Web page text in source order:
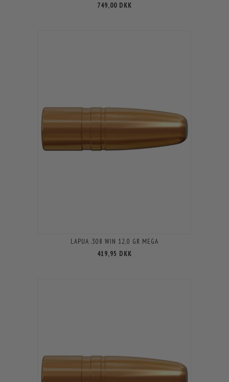
749,00 DKK
LAPUA .308 WIN 12,0 GR MEGA
419,95 DKK